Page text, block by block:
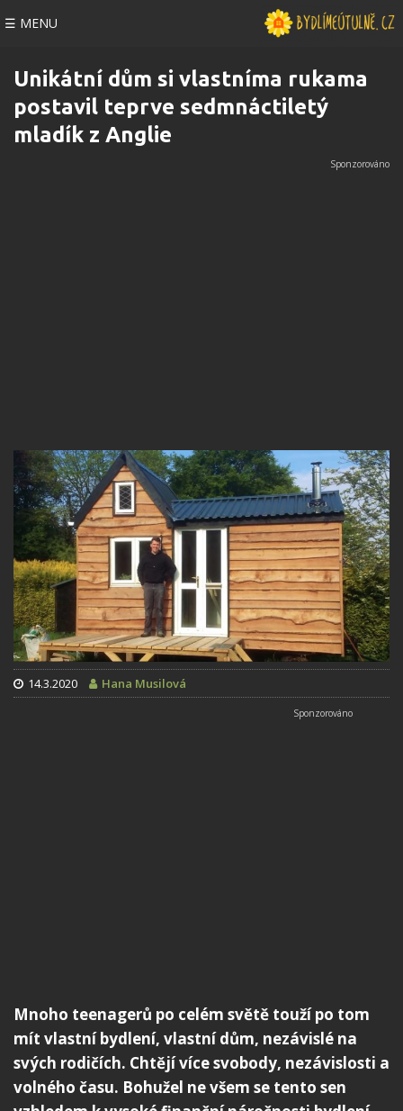
☰ MENU
Unikátní dům si vlastníma rukama
postavil teprve sedmnáctiletý
mladík z Anglie
14.3.2020 Hana Musilová
Mnoho teenagerů po celém světě touží po tom
mít vlastní bydlení, vlastní dům, nezávislé na
svých rodičích. Chtějí více svobody, nezávislosti a
volného času. Bohužel ne všem se tento sen